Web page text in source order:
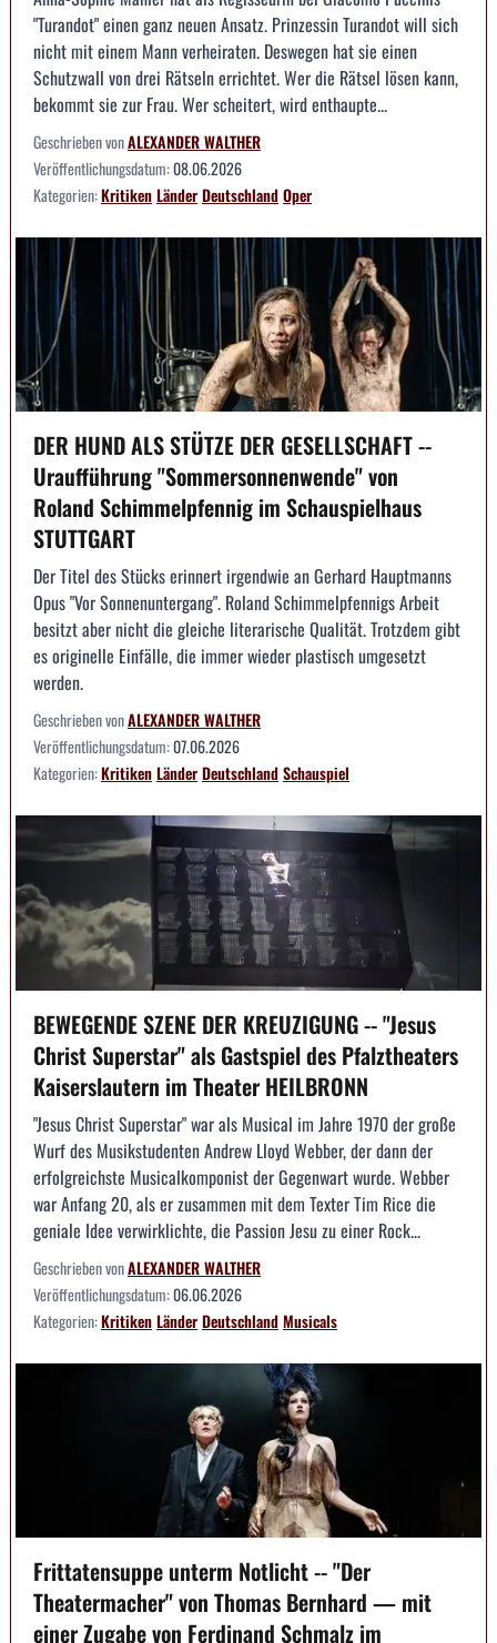
"Turandot" einen ganz neuen Ansatz. Prinzessin Turandot will sich
nicht mit einem Mann verheiraten. Deswegen hat sie einen
Schutzwall von drei Rätseln errichtet. Wer die Rätsel lösen kann,
bekommt sie zur Frau. Wer scheitert, wird enthaupte...
Geschrieben vonALEXANDER WALTHER
Veröffentlichungsdatum:08.06.2026
Kategorien:KritikenLänderDeutschlandOper
DER HUND ALS STÜTZE DER GESELLSCHAFT --
Uraufführung "Sommersonnenwende" von
Roland Schimmelpfennig im Schauspielhaus
STUTTGART
Der Titel des Stücks erinnert irgendwie an Gerhard Hauptmanns
Opus "Vor Sonnenuntergang". Roland Schimmelpfennigs Arbeit
besitzt aber nicht die gleiche literarische Qualität. Trotzdem gibt
es originelle Einfälle, die immer wieder plastisch umgesetzt
werden.
Geschrieben vonALEXANDER WALTHER
Veröffentlichungsdatum:07.06.2026
Kategorien:KritikenLänderDeutschlandSchauspiel
BEWEGENDE SZENE DER KREUZIGUNG -- "Jesus
Christ Superstar" als Gastspiel des Pfalztheaters
Kaiserslautern im Theater HEILBRONN
"Jesus Christ Superstar" war als Musical im Jahre 1970 der große
Wurf des Musikstudenten Andrew Lloyd Webber, der dann der
erfolgreichste Musicalkomponist der Gegenwart wurde. Webber
war Anfang 20, als er zusammen mit dem Texter Tim Rice die
geniale Idee verwirklichte, die Passion Jesu zu einer Rock...
Geschrieben vonALEXANDER WALTHER
Veröffentlichungsdatum:06.06.2026
Kategorien:KritikenLänderDeutschlandMusicals
Frittatensuppe unterm Notlicht -- "Der
Theatermacher" von Thomas Bernhard — mit
einer Zugabe von Ferdinand Schmalz im